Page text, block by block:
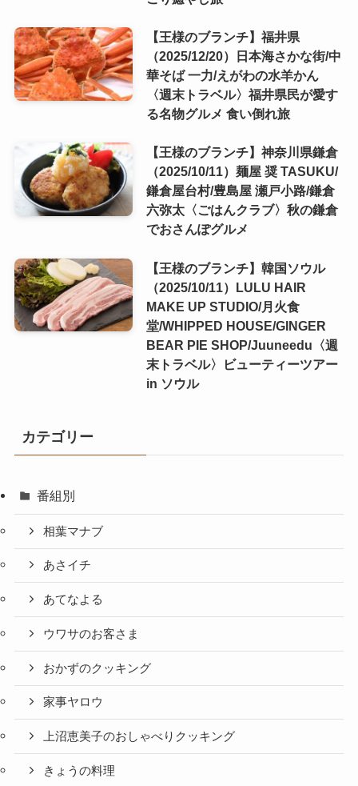
【王様のブランチ】福井県
（2025/12/20）日本海さかな街/中
華そば 一力/えがわの水羊かん
〈週末トラベル〉福井県民が愛す
る名物グルメ 食い倒れ旅
【王様のブランチ】神奈川県鎌倉
（2025/10/11）麺屋 奨 TASUKU/
鎌倉屋台村/豊島屋 瀬戸小路/鎌倉
六弥太〈ごはんクラブ〉秋の鎌倉
でおさんぽグルメ
【王様のブランチ】韓国ソウル
（2025/10/11）LULU HAIR
MAKE UP STUDIO/月火食
堂/WHIPPED HOUSE/GINGER
BEAR PIE SHOP/Juuneedu〈週
末トラベル〉ビューティーツアー
in ソウル
カテゴリー
番組別
相葉マナブ
あさイチ
あてなよる
ウワサのお客さま
おかずのクッキング
家事ヤロウ
上沼恵美子のおしゃべりクッキング
きょうの料理